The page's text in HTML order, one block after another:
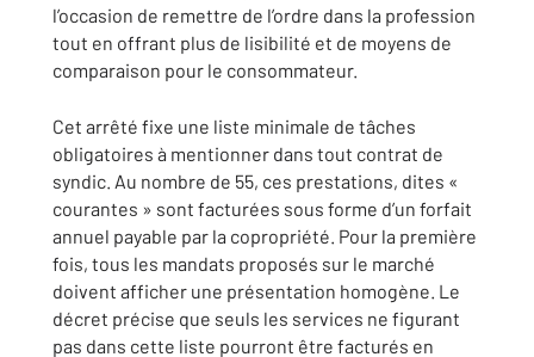
l’occasion de remettre de l’ordre dans la profession
tout en offrant plus de lisibilité et de moyens de
comparaison pour le consommateur.
Cet arrêté fixe une liste minimale de tâches
obligatoires à mentionner dans tout contrat de
syndic. Au nombre de 55, ces prestations, dites «
courantes » sont facturées sous forme d’un forfait
annuel payable par la copropriété. Pour la première
fois, tous les mandats proposés sur le marché
doivent afficher une présentation homogène. Le
décret précise que seuls les services ne figurant
pas dans cette liste pourront être facturés en